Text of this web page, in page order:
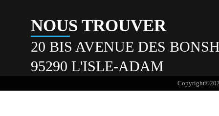
NOUS TROUVER
20 BIS AVENUE DES
95290 L'ISLE-ADAM